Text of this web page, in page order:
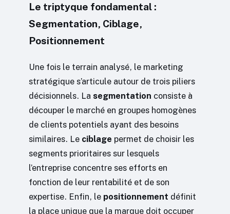
Le triptyque fondamental :
Segmentation, Ciblage,
Positionnement
Une fois le terrain analysé, le marketing
stratégique s’articule autour de trois piliers
décisionnels. La segmentation consiste à
découper le marché en groupes homogènes
de clients potentiels ayant des besoins
similaires. Le ciblage permet de choisir les
segments prioritaires sur lesquels
l’entreprise concentre ses efforts en
fonction de leur rentabilité et de son
expertise. Enfin, le positionnement définit
la place unique que la marque doit occuper